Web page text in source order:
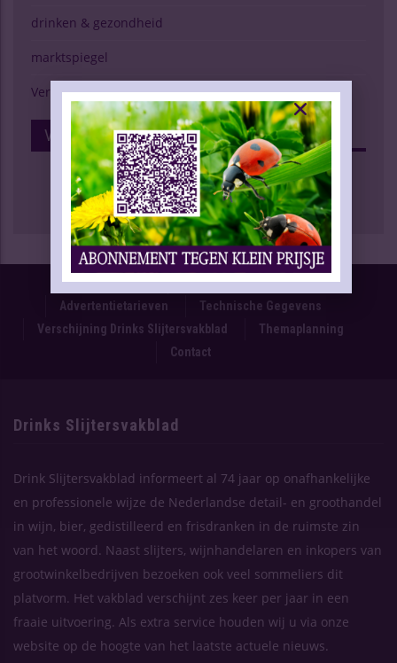
drinken & gezondheid
marktspiegel
Verschijning Drinks Slijtersvakblad
Volg Ons Op Facebook
Proefnummer
Oplage & Verspreiding
Advertentietarieven
Technische Gegevens
Verschijning Drinks Slijtersvakblad
Themaplanning
Contact
Drinks Slijtersvakblad
Drink Slijtersvakblad informeert al 74 jaar op onafhankelijke
en professionele wijze de Nederlandse detail- en groothandel
in wijn, bier, gedistilleerd en frisdranken in de ruimste zin
van het woord. Naast slijters, wijnhandelaren en inkopers van
grootwinkelbedrijven bezoeken ook veel sommeliers dit
platvorm. Het vakblad verschijnt zes keer per jaar in een
fraaie uitvoering. Als extra service houden wij u via onze
website op de hoogte van het laatste actuele nieuws.